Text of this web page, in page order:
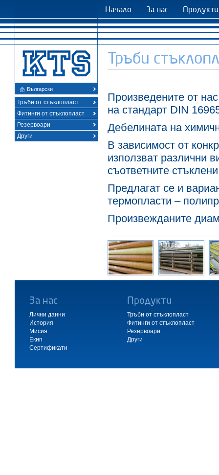
Начало За нас Продукти
Български
Тръби от стъклопласт
Фитинги от стъклопласт
Резервоари
Други
Тръби
Произведените от
на стандарт DIN
Дебелината на
В зависимост от
използват различни
съответните
Предлагат се и
термопласти –
Произвежданите
За нас
Лични данни
История
Мисия
Екип
Сертификати
Продукти
Тръби от стъклопласт
Фитинги от стъклопласт
Резервоари
Други